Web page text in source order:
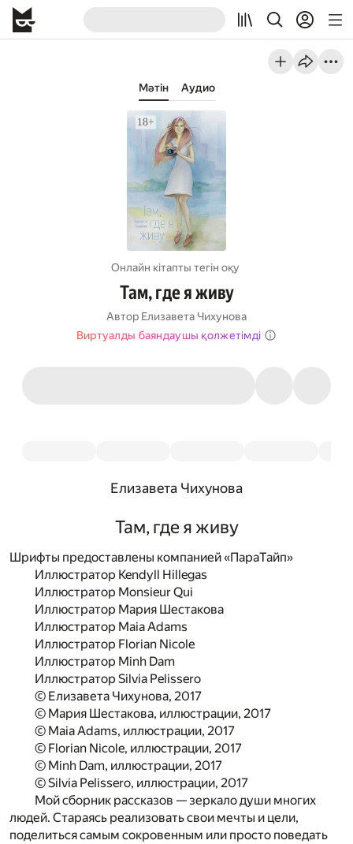
Мәтін Аудио
Онлайн кітапты тегін оқу
Там, где я живу
Автор Елизавета Чихунова
Виртуалды баяндаушы қолжетімді
Елизавета Чихунова
Там, где я живу
Шрифты предоставлены компанией «ПараТайп»
Иллюстратор Kendyll Hillegas
Иллюстратор Monsieur Qui
Иллюстратор Мария Шестакова
Иллюстратор Maia Adams
Иллюстратор Florian Nicole
Иллюстратор Minh Dam
Иллюстратор Silvia Pelissero
© Елизавета Чихунова, 2017
© Мария Шестакова, иллюстрации, 2017
© Maia Adams, иллюстрации, 2017
© Florian Nicole, иллюстрации, 2017
© Minh Dam, иллюстрации, 2017
© Silvia Pelissero, иллюстрации, 2017
Мой сборник рассказов — зеркало души многих
людей. Стараясь реализовать свои мечты и цели,
поделиться самым сокровенным или просто поведать